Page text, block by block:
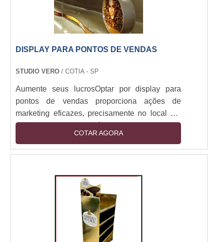
DISPLAY PARA PONTOS DE VENDAS
STUDIO VERO / COTIA - SP
Aumente seus lucrosOptar por display para
pontos de vendas proporciona ações de
marketing eficazes, precisamente no local em
que o consumidor estará presente. Deste modo,
é possível apresentar um produto ou serviço de
modo dinâmico e com a garantia de que os
display de PDV surpreende quem passar pelo
estabelecimento, loja, shopping ou
showroom.Informações importantesUm display
para pontos de vendas ....
COTAR AGORA